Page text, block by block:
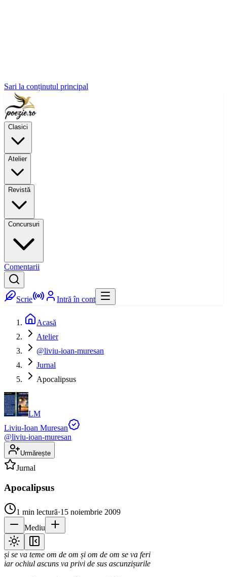
Sari la conținutul principal
Clasici
Atelier
Revistă
Concursuri
Comentarii
Scrie Intră în cont
Acasă
Atelier
@liviu-ioan-muresan
Jurnal
Apocalipsus
LM
Liviu-Ioan Muresan
@liviu-ioan-muresan
Urmărește
Jurnal
Apocalipsus
1 min lectură·15 noiembrie 2009
Mediu
și se va teme om de om și om de om se va feri
iar ochiul ascuns va privi de sus ascunzișurile